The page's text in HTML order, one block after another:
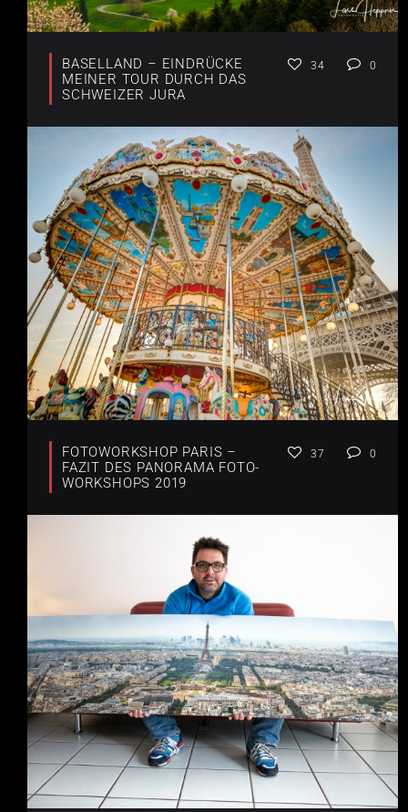
BASELLAND – EINDRÜCKE
MEINER TOUR DURCH DAS
SCHWEIZER JURA
34 0
FOTOWORKSHOP PARIS –
FAZIT DES PANORAMA FOTO-
WORKSHOPS 2019
37 0